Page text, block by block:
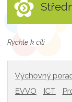
Rychle k cíli
Výchovný
EVVO
ICT